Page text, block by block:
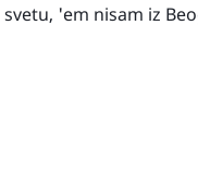
'em nisam iz